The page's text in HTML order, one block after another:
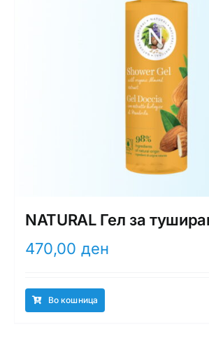
NATURAL Гел за
470,00 ден
Во кошница